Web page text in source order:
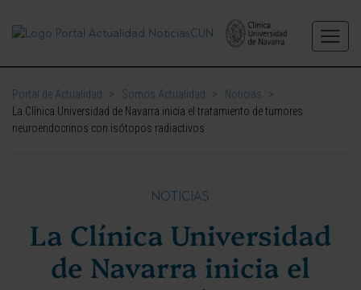
Portal de Actualidad > Somos Actualidad > Noticias
>
La Clínica Universidad de Navarra inicia el tratamiento de tumores
neuroendocrinos con isótopos radiactivos
NOTICIAS
La Clínica Universidad
de Navarra inicia el